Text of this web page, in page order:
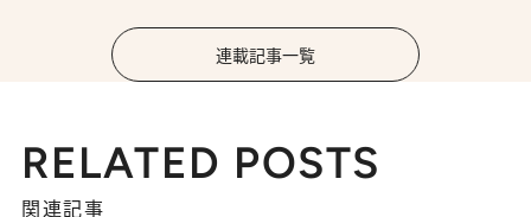
連載記事一覧
RELATED POSTS
関連記事